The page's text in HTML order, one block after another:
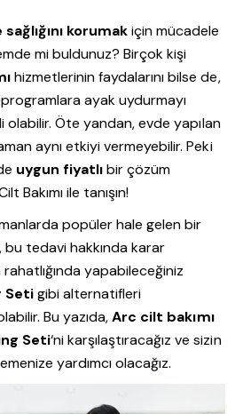
korumakiçin mücadele
mi buldunuz? Birçok kişi
hizmetlerinin faydalarını bilse de,
programlara ayak uydurmayı
olabilir. Öte yandan, evde yapılan
aynı etkiyi vermeyebilir. Peki
uygun fiyatlıbir çözüm
Bakımı ile tanışın!
popüler hale gelen bir
tedavi hakkında karar
yapabileceğiniz
Setigibi alternatifleri
Bu yazıda,Arc cilt bakımı
Seti‘ni karşılaştıracağız ve sizin
yardımcı olacağız.